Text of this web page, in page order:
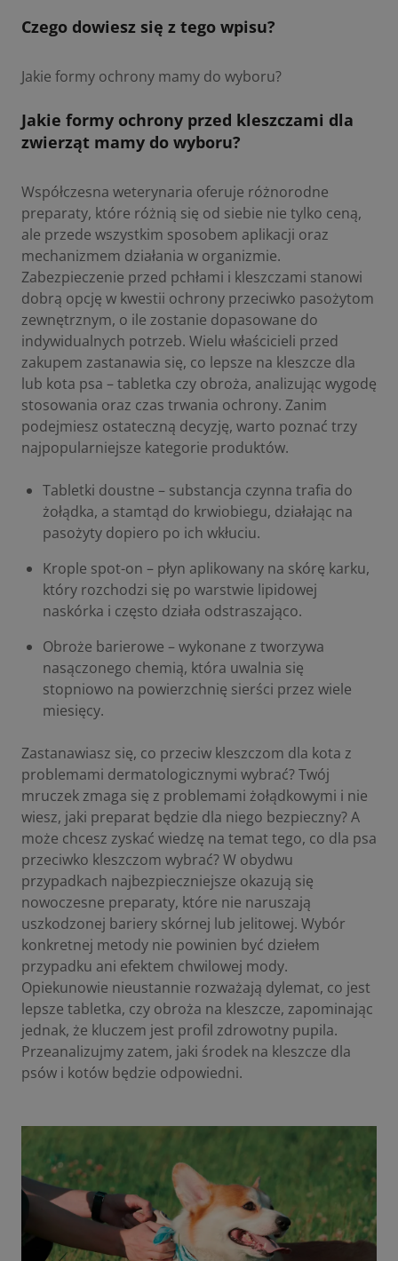
Czego dowiesz się z tego wpisu?
Jakie formy ochrony mamy do wyboru?
Jakie formy ochrony przed kleszczami dla
zwierząt mamy do wyboru?
Współczesna weterynaria oferuje różnorodne
preparaty, które różnią się od siebie nie tylko ceną,
ale przede wszystkim sposobem aplikacji oraz
mechanizmem działania w organizmie.
Zabezpieczenie przed pchłami i kleszczami stanowi
dobrą opcję w kwestii ochrony przeciwko pasożytom
zewnętrznym, o ile zostanie dopasowane do
indywidualnych potrzeb. Wielu właścicieli przed
zakupem zastanawia się, co lepsze na kleszcze dla
lub kota psa – tabletka czy obroża, analizując wygodę
stosowania oraz czas trwania ochrony. Zanim
podejmiesz ostateczną decyzję, warto poznać trzy
najpopularniejsze kategorie produktów.
Tabletki doustne – substancja czynna trafia do
żołądka, a stamtąd do krwiobiegu, działając na
pasożyty dopiero po ich wkłuciu.
Krople spot-on – płyn aplikowany na skórę karku,
który rozchodzi się po warstwie lipidowej
naskórka i często działa odstraszająco.
Obroże barierowe – wykonane z tworzywa
nasączonego chemią, która uwalnia się
stopniowo na powierzchnię sierści przez wiele
miesięcy.
Zastanawiasz się, co przeciw kleszczom dla kota z
problemami dermatologicznymi wybrać? Twój
mruczek zmaga się z problemami żołądkowymi i nie
wiesz, jaki preparat będzie dla niego bezpieczny? A
może chcesz zyskać wiedzę na temat tego, co dla psa
przeciwko kleszczom wybrać? W obydwu
przypadkach najbezpieczniejsze okazują się
nowoczesne preparaty, które nie naruszają
uszkodzonej bariery skórnej lub jelitowej. Wybór
konkretnej metody nie powinien być dziełem
przypadku ani efektem chwilowej mody.
Opiekunowie nieustannie rozważają dylemat, co jest
lepsze tabletka, czy obroża na kleszcze, zapominając
jednak, że kluczem jest profil zdrowotny pupila.
Przeanalizujmy zatem, jaki środek na kleszcze dla
psów i kotów będzie odpowiedni.